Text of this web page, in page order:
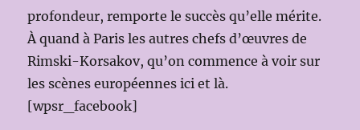
profondeur, remporte le succès qu’elle mérite.
À quand à Paris les autres chefs d’œuvres de
Rimski-Korsakov, qu’on commence à voir sur
les scènes européennes ici et là.
[wpsr_facebook]